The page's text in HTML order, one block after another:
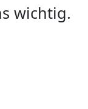
wichtig.